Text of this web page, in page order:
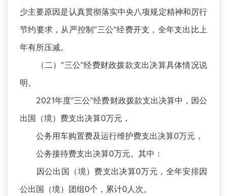
少主要原因是认真贯彻落实中央八项规定精神和厉行
节约要求，从严控制“三公”经费开支，全年支出比上
年有所压减。
（二）“三公”经费财政拨款支出决算具体情况说
明。
2021年度“三公”经费财政拨款支出决算中，因公
出国（境）费支出决算0万元，
公务用车购置费及运行维护费支出决算0万元，
公务接待费支出决算0万元。其中：
因公出国（境）费支出决算0万元，全年安排因
公出国（境）团组0个，累计0人次。